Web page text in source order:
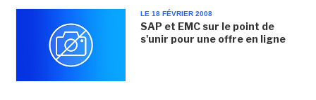
LE 18 FÉVRIER 2008
SAP et EMC sur le point de
s'unir pour une offre en ligne